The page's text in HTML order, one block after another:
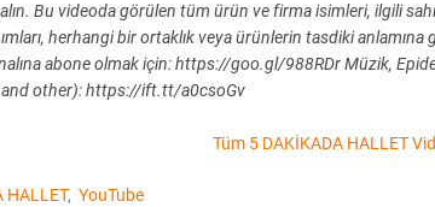
Bu videoda görülen tüm ürün ve firma isimleri, ilgili
herhangi bir ortaklık veya ürünlerin tasdiki anlamına
abone olmak için: https://goo.gl/988RDr Müzik,
other): https://ift.tt/a0csoGv
Tüm 5 DAKİKADA HALLET
HALLET YouTube